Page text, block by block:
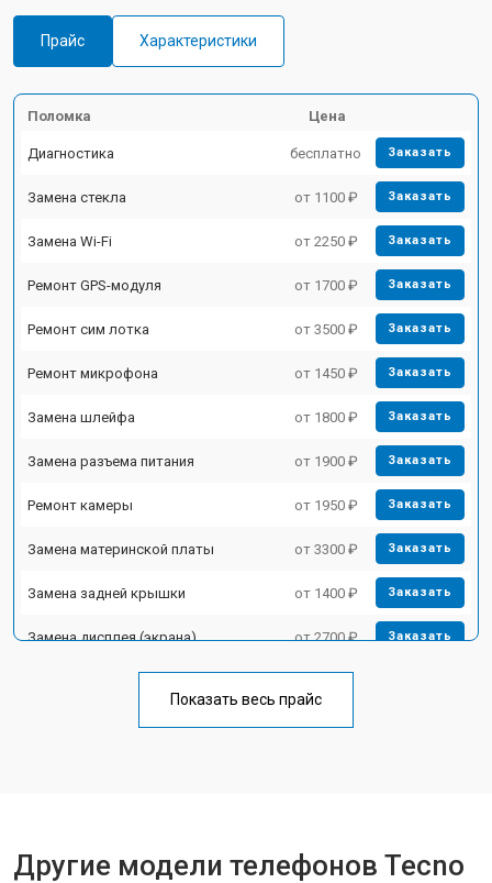
Прайс Характеристики
Поломка Цена
Диагностика бесплатно Заказать
Замена стекла от 1100 ₽ Заказать
Замена Wi-Fi от 2250 ₽ Заказать
Ремонт GPS-модуля от 1700 ₽ Заказать
Ремонт сим лотка от 3500 ₽ Заказать
Ремонт микрофона от 1450 ₽ Заказать
Замена шлейфа от 1800 ₽ Заказать
Замена разъема питания от 1900 ₽ Заказать
Ремонт камеры от 1950 ₽ Заказать
Замена материнской платы от 3300 ₽ Заказать
Замена задней крышки от 1400 ₽ Заказать
Замена дисплея (экрана) от 2700 ₽ Заказать
Замена кнопки включения от 1750 ₽
Показать весь прайс
Другие модели телефонов Tecno